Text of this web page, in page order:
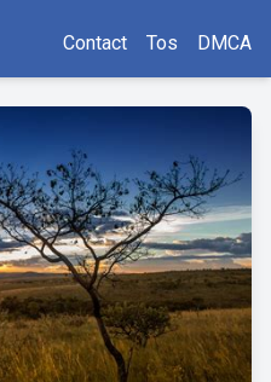
Contact Tos DMCA